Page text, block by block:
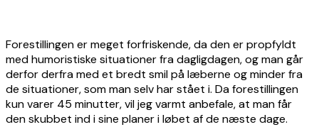
Forestillingen er meget forfriskende, da den er propfyldt
med humoristiske situationer fra dagligdagen, og man går
derfor derfra med et bredt smil på læberne og minder fra
de situationer, som man selv har stået i. Da forestillingen
kun varer 45 minutter, vil jeg varmt anbefale, at man får
den skubbet ind i sine planer i løbet af de næste dage.